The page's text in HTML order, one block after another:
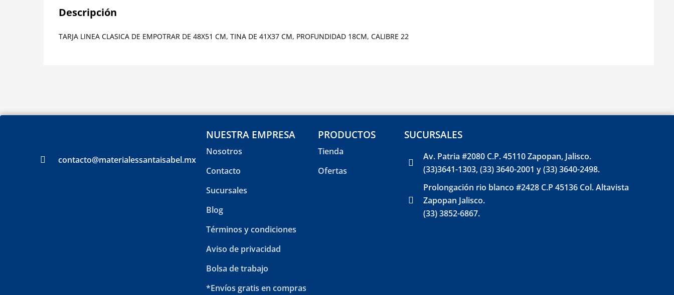
Descripción
TARJA LINEA CLASICA DE EMPOTRAR DE 48X51 CM, TINA DE 41X37 CM, PROFUNDIDAD 18CM, CALIBRE 22
contacto@materialessantaisabel.mx
NUESTRA EMPRESA
Nosotros
Contacto
Sucursales
Blog
Términos y condiciones
Aviso de privacidad
Bolsa de trabajo
*Envíos gratis en compras
PRODUCTOS
Tienda
Ofertas
SUCURSALES
Av. Patria #2080 C.P. 45110 Zapopan, Jalisco.
(33)3641-1303, (33) 3640-2001 y (33) 3640-2498.
Prolongación rio blanco #2428 C.P 45136 Col. Altavista
Zapopan Jalisco.
(33) 3852-6867.